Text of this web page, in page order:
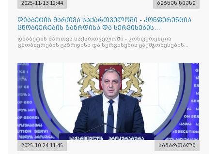
2025-11-13 12:44 ბიზნეს ნიუსი
დიაბეტის მართვა საქართველოში - კონფერენცია
ცნობიერების გაზრდისა და სერვისების
გაუმჯობესების მიზნით
დიაბეტის მართვა საქართველოში - კონფერენცია
ცნობიერების გაზრდისა და სერვისების გაუმჯობესების
2025-10-24 11:45 სამართალი